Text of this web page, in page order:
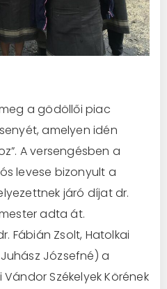
a gödöllői piac
amelyen idén
A versengésben a
levese bizonyult a
járó díjat dr.
adta át.
Fábián Zsolt, Hatolkai
Józsefné) a
Székelyek Körének